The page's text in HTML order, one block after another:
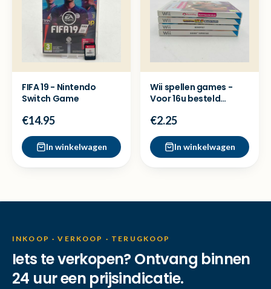
FIFA 19 - Nintendo
Switch Game
€14.95
In winkelwagen
Wii spellen games -
Voor 16u besteld
verzonden
€2.25
In winkelwagen
INKOOP · VERKOOP · TERUGKOOP
Iets te verkopen? Ontvang binnen
24 uur een prijsindicatie.